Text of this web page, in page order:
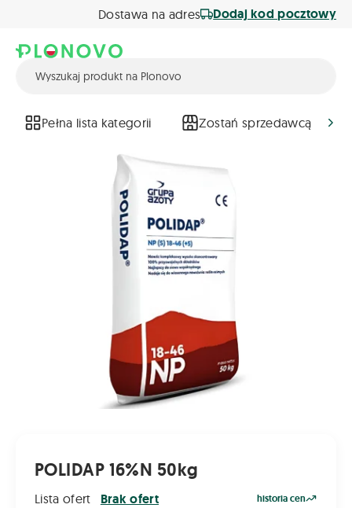
Dostawa na adres Dodaj kod pocztowy
Pełna lista kategorii Zostań sprzedawcą
POLIDAP 16%N 50kg
Lista ofert Brak ofert historia cen